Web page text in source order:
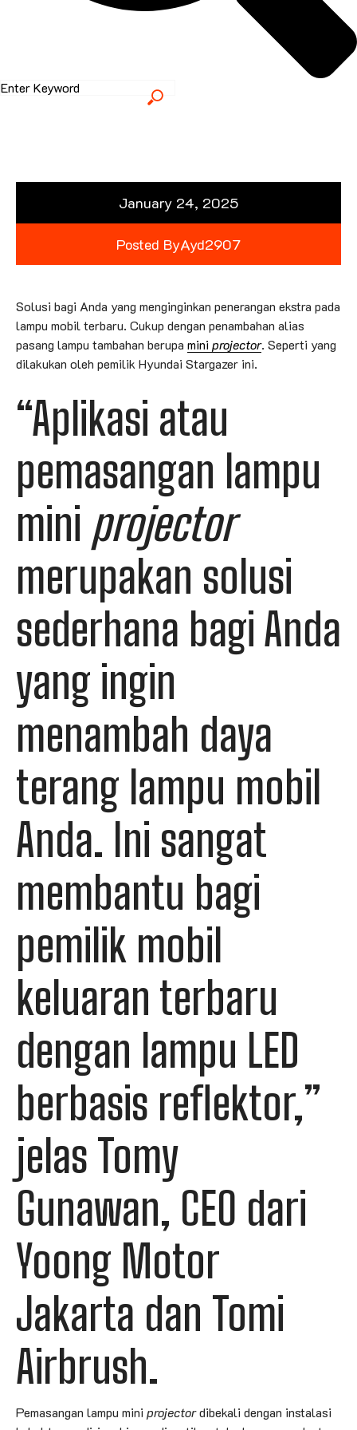
January 24, 2025
Posted ByAyd2907
Solusi bagi Anda yang menginginkan penerangan ekstra pada
lampu mobil terbaru. Cukup dengan penambahan alias
pasang lampu tambahan berupa mini projector. Seperti yang
dilakukan oleh pemilik Hyundai Stargazer ini.
“Aplikasi atau
pemasangan lampu
mini projector
merupakan solusi
sederhana bagi Anda
yang ingin
menambah daya
terang lampu mobil
Anda. Ini sangat
membantu bagi
pemilik mobil
keluaran terbaru
dengan lampu LED
berbasis reflektor,”
jelas Tomy
Gunawan, CEO dari
Yoong Motor
Jakarta dan Tomi
Airbrush.
Pemasangan lampu mini projectordibekali dengan instalasi